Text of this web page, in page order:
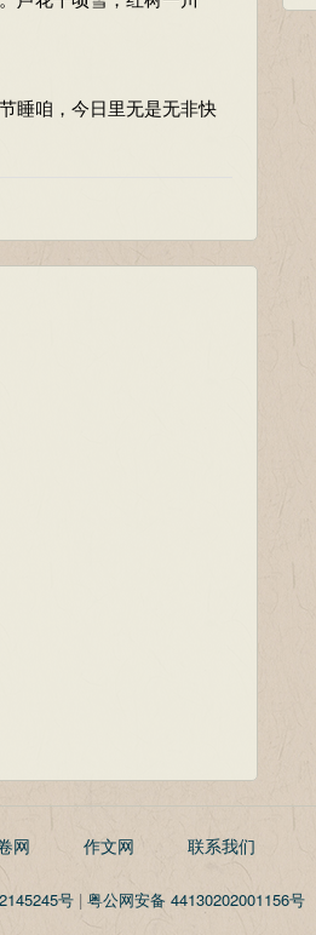
睡咱，今日里无是无非快
网 作文网 联系我们
号| 粤公网安备 44130202001156号